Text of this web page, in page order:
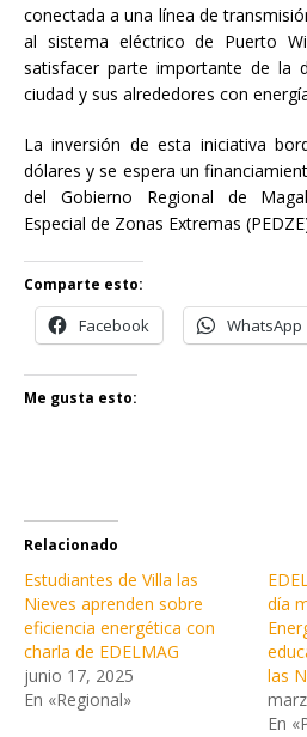
conectada a una línea de
al sistema eléctrico de Puerto
satisfacer parte importante de la
ciudad y sus alrededores con
La inversión de esta iniciativa
dólares y se espera un
del Gobierno Regional de
Especial de Zonas Extremas
Comparte esto:
Facebook WhatsApp
Me gusta esto:
Relacionado
Estudiantes de Villa las
Nieves aprenden sobre
eficiencia energética con
charla de EDELMAG
junio 17, 2025
En «Regional»
día
las
En